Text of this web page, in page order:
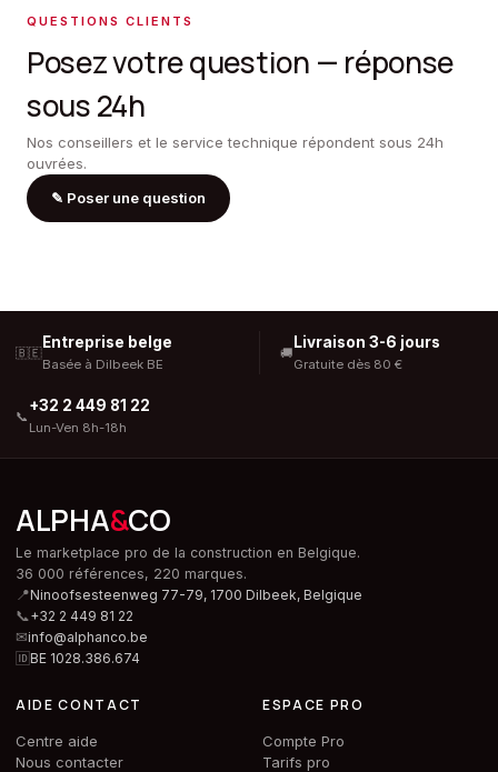
QUESTIONS CLIENTS
Posez votre question — réponse
sous 24h
Nos conseillers et le service technique répondent sous 24h
ouvrées.
✎ Poser une question
🇧🇪
Entreprise belge
Basée à Dilbeek BE
🚚
Livraison 3-6 jours
Gratuite dès 80 €
📞
+32 2 449 81 22
Lun-Ven 8h-18h
ALPHA&CO
Le marketplace pro de la construction en Belgique.
36 000 références, 220 marques.
📍Ninoofsesteenweg 77-79, 1700 Dilbeek, Belgique
📞+32 2 449 81 22
✉info@alphanco.be
🆔BE 1028.386.674
AIDE CONTACT
Centre aide
Nous contacter
ESPACE PRO
Compte Pro
Tarifs pro